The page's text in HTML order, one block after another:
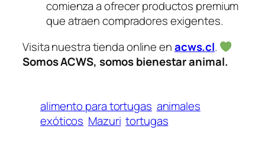
comienza a ofrecer productos premium
que atraen compradores exigentes.
Visita nuestra tienda online enacws.cl.
Somos ACWS, somos bienestar animal.
alimento para tortugas animales
exóticos Mazuri tortugas